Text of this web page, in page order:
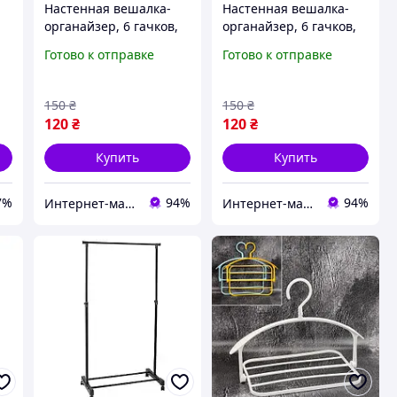
Настенная вешалка-
органайзер, 6 гачков,
Готово к отправке
120 ₴
150 ₴
Купить
Интернет-магазин Bigs 94%
Настенная вешалка-
органайзер, 6 гачков,
Готово к отправке
120₴
150 ₴
Купить
Интернет-магазин Bigs 94%